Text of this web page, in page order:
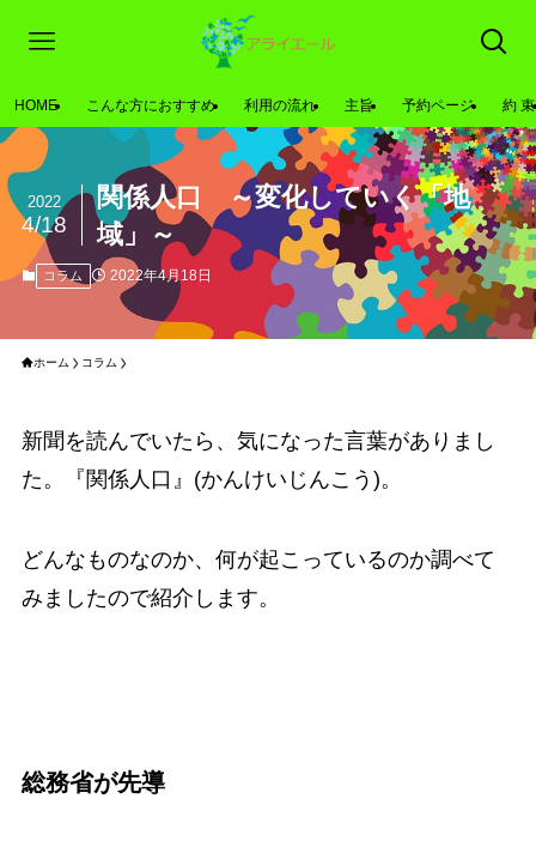
HOME こんな方におすすめ 利用の流れ 主旨 予約ページ 約 束
関係人口 ～変化していく「地
域」～
2022
4/18
コラム 2022年4月18日
ホーム コラム
新聞を読んでいたら、気になった言葉がありまし
た。『関係人口』(かんけいじんこう)。
どんなものなのか、何が起こっているのか調べて
みましたので紹介します。
総務省が先導